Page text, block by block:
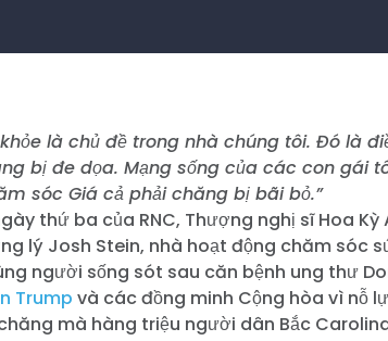
là chủ đề trong nhà chúng tôi. Đó là
bị đe dọa. Mạng sống của các con gái
sóc Giá cả phải chăng bị bãi bỏ.”
thứ ba của RNC, Thượng nghị sĩ Hoa
lý Josh Stein, nhà hoạt động chăm sóc
người sống sót sau căn bệnh ung thư
Trump và các đồng minh Cộng hòa vì nỗ
mà hàng triệu người dân Bắc